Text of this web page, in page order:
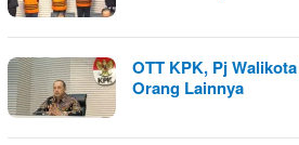
OTT KPK, Pj
Orang Lainnya